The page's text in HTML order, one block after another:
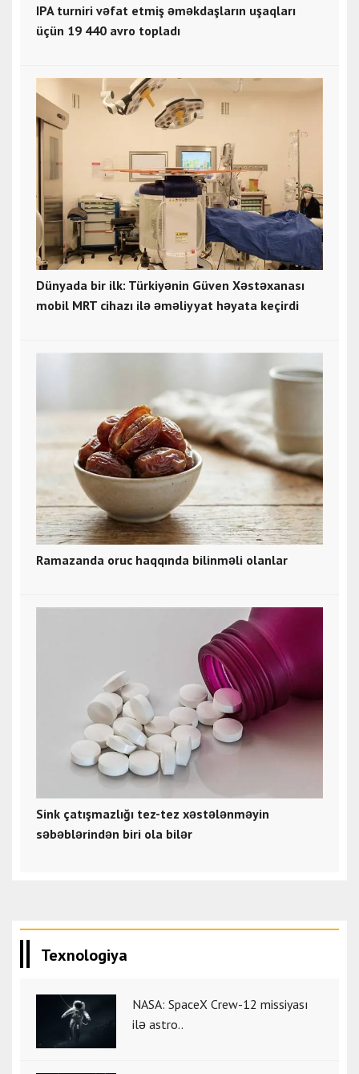
IPA turniri vəfat etmiş əməkdaşların uşaqları
üçün 19 440 avro topladı
Dünyada bir ilk: Türkiyənin Güven Xəstəxanası
mobil MRT cihazı ilə əməliyyat həyata keçirdi
Ramazanda oruc haqqında bilinməli olanlar
Sink çatışmazlığı tez-tez xəstələnməyin
səbəblərindən biri ola bilər
Texnologiya
NASA: SpaceX Crew-12 missiyası
ilə astro..